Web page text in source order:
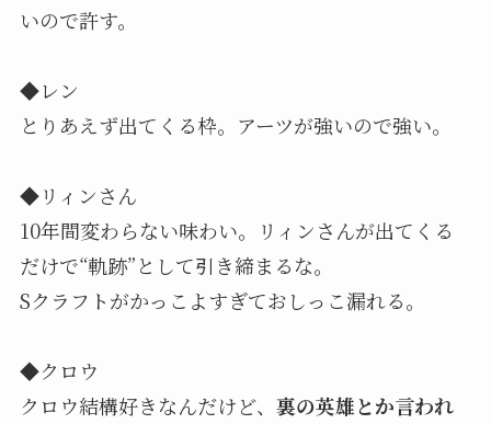
いので許す。
◆レン
とりあえず出てくる枠。アーツが強いので強い。
◆リィンさん
10年間変わらない味わい。リィンさんが出てくる
だけで“軌跡”として引き締まるな。
Sクラフトがかっこよすぎておしっこ漏れる。
◆クロウ
クロウ結構好きなんだけど、 裏の英雄とか言われ